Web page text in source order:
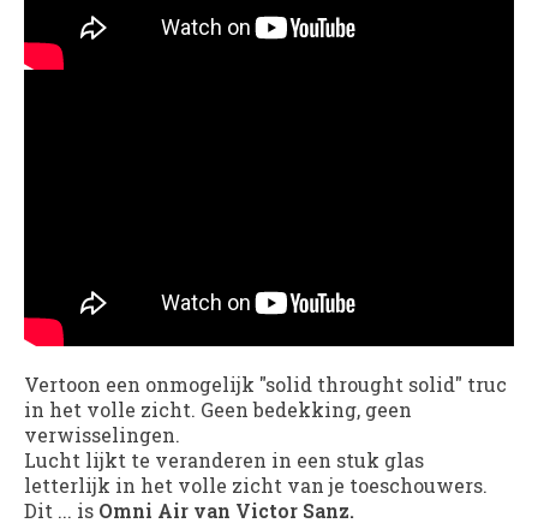
Vertoon een onmogelijk "solid throught solid" truc
in het volle zicht. Geen bedekking, geen
verwisselingen.
Lucht lijkt te veranderen in een stuk glas
letterlijk in het volle zicht van je toeschouwers.
Dit ... is Omni Air van Victor Sanz.